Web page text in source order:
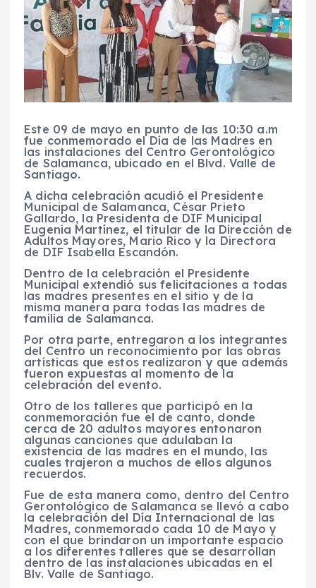
Este 09 de mayo en punto de las 10:30 a.m
fue conmemorado el Día de las Madres en
las instalaciones del Centro Gerontológico
de Salamanca, ubicado en el Blvd. Valle de
Santiago.
A dicha celebración acudió el Presidente
Municipal de Salamanca, César Prieto
Gallardo, la Presidenta de DIF Municipal
Eugenia Martínez, el titular de la Dirección de
Adultos Mayores, Mario Rico y la Directora
de DIF Isabella Escandón.
Dentro de la celebración el Presidente
Municipal extendió sus felicitaciones a todas
las madres presentes en el sitio y de la
misma manera para todas las madres de
familia de Salamanca.
Por otra parte, entregaron a los integrantes
del Centro un reconocimiento por las obras
artísticas que estos realizaron y que además
fueron expuestas al momento de la
celebración del evento.
Otro de los talleres que participó en la
conmemoración fue el de canto, donde
cerca de 20 adultos mayores entonaron
algunas canciones que adulaban la
existencia de las madres en el mundo, las
cuales trajeron a muchos de ellos algunos
recuerdos.
Fue de esta manera como, dentro del Centro
Gerontológico de Salamanca se llevó a cabo
la celebración del Día Internacional de las
Madres, conmemorado cada 10 de Mayo y
con el que brindaron un importante espacio
a los diferentes talleres que se desarrollan
dentro de las instalaciones ubicadas en el
Blv. Valle de Santiago.